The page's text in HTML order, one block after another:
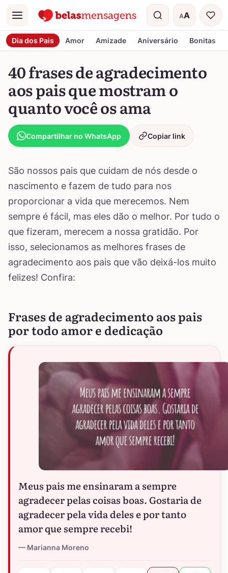
Menu AA
Tamanho do
Dia dos Pais Amor Amizade Aniversário Bonitas
40 frases de agradecimento
aos pais que mostram o
quanto você os ama
Compartilhar no WhatsApp Copiar link
São nossos pais que cuidam de nós desde o
nascimento e fazem de tudo para nos
proporcionar a vida que merecemos. Nem
sempre é fácil, mas eles dão o melhor. Por tudo o
que fizeram, merecem a nossa gratidão. Por
isso, selecionamos as melhores frases de
agradecimento aos pais que vão deixá-los muito
felizes! Confira:
Frases de agradecimento aos pais
por todo amor e dedicação
Meus pais me ensinaram a sempre
agradecer pelas coisas boas. Gostaria de
agradecer pela vida deles e por tanto
amor que sempre recebi!
Marianna Moreno